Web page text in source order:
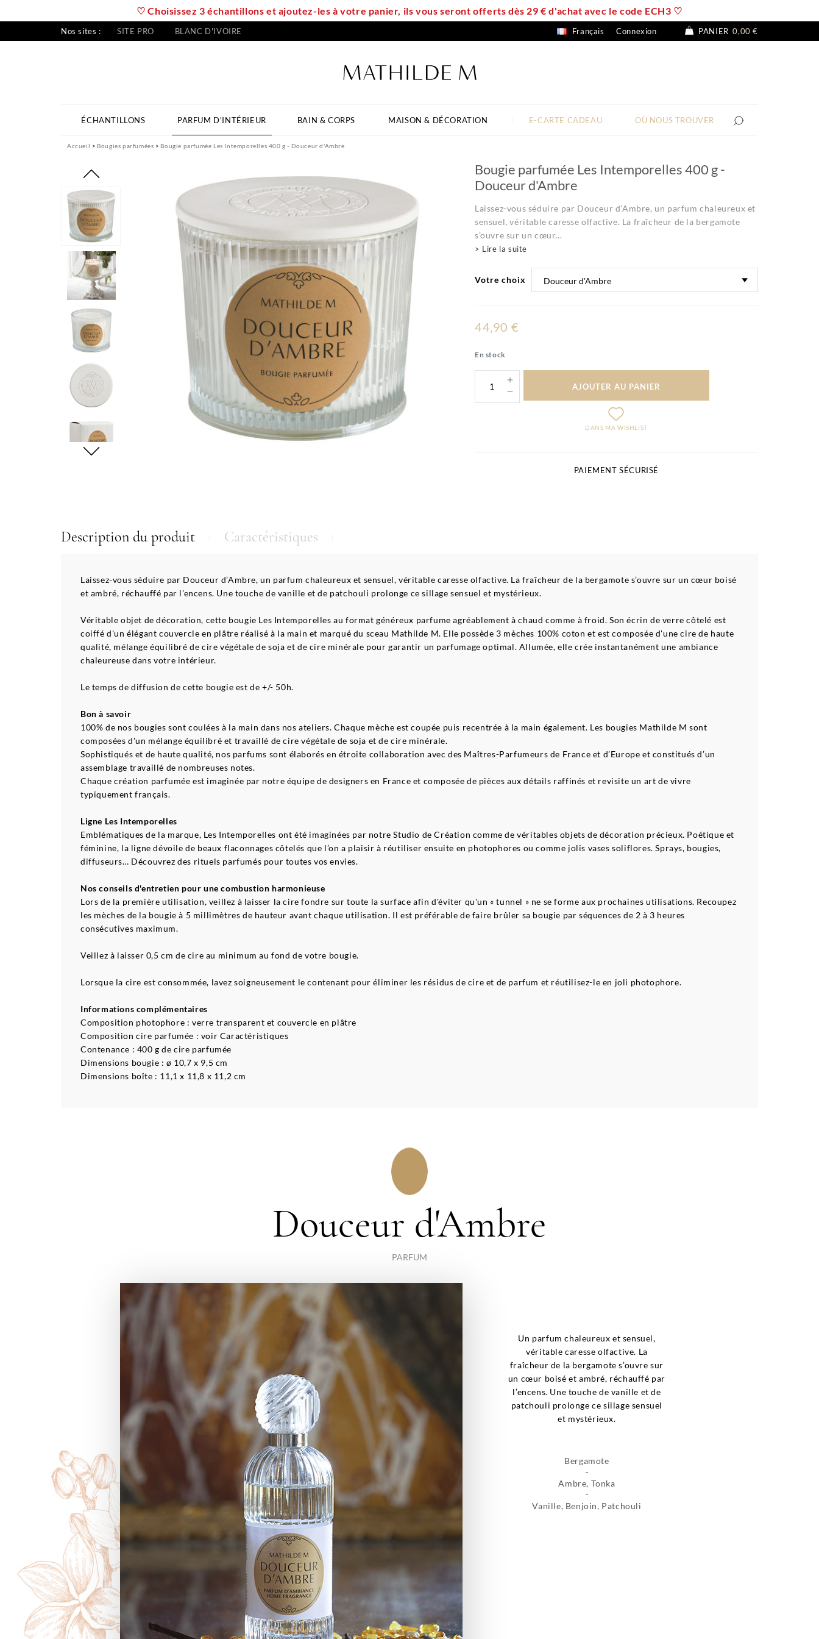
♡ Choisissez 3 échantillons et ajoutez-les à votre panier, ils vous seront offerts dès 29 € d'achat avec le code ECH3 ♡
Nos sites : SITE PRO BLANC D'IVOIRE Français Connexion PANIER 0,00 €
ÉCHANTILLONS PARFUM D'INTÉRIEUR BAIN & CORPS MAISON & DÉCORATION E-CARTE CADEAU OÙ NOUS TROUVER
Accueil Bougies parfumées Bougie parfumée Les Intemporelles 400 g - Douceur d'Ambre
Bougie parfumée Les Intemporelles 400 g -
Douceur d'Ambre
Laissez-vous séduire par Douceur d’Ambre, un parfum chaleureux et
sensuel, véritable caresse olfactive. La fraîcheur de la bergamote
s’ouvre sur un cœur...
> Lire la suite
Votre choix
44,90 €
En stock
AJOUTER AU PANIER
DANS MA WISHLIST
PAIEMENT SÉCURISÉ
Description du produit Caractéristiques
Laissez-vous séduire par Douceur d’Ambre, un parfum chaleureux et sensuel, véritable caresse olfactive. La fraîcheur de la bergamote s’ouvre sur un cœur boisé
et ambré, réchauffé par l’encens. Une touche de vanille et de patchouli prolonge ce sillage sensuel et mystérieux.
Véritable objet de décoration, cette bougie Les Intemporelles au format généreux parfume agréablement à chaud comme à froid. Son écrin de verre côtelé est
coiffé d'un élégant couvercle en plâtre réalisé à la main et marqué du sceau Mathilde M. Elle possède 3 mèches 100% coton et est composée d'une cire de haute
qualité, mélange équilibré de cire végétale de soja et de cire minérale pour garantir un parfumage optimal. Allumée, elle crée instantanément une ambiance
chaleureuse dans votre intérieur.
Le temps de diffusion de cette bougie est de +/- 50h.
Bon à savoir
100% de nos bougies sont coulées à la main dans nos ateliers. Chaque mèche est coupée puis recentrée à la main également. Les bougies Mathilde M sont
composées d'un mélange équilibré et travaillé de cire végétale de soja et de cire minérale.
Sophistiqués et de haute qualité, nos parfums sont élaborés en étroite collaboration avec des Maîtres-Parfumeurs de France et d’Europe et constitués d’un
assemblage travaillé de nombreuses notes.
Chaque création parfumée est imaginée par notre équipe de designers en France et composée de pièces aux détails raffinés et revisite un art de vivre
typiquement français.
Ligne Les Intemporelles
Emblématiques de la marque, Les Intemporelles ont été imaginées par notre Studio de Création comme de véritables objets de décoration précieux. Poétique et
féminine, la ligne dévoile de beaux flaconnages côtelés que l’on a plaisir à réutiliser ensuite en photophores ou comme jolis vases soliflores. Sprays, bougies,
diffuseurs… Découvrez des rituels parfumés pour toutes vos envies.
Nos conseils d'entretien pour une combustion harmonieuse
Lors de la première utilisation, veillez à laisser la cire fondre sur toute la surface afin d'éviter qu'un « tunnel » ne se forme aux prochaines utilisations. Recoupez
les mèches de la bougie à 5 millimètres de hauteur avant chaque utilisation. Il est préférable de faire brûler sa bougie par séquences de 2 à 3 heures
consécutives maximum.
Veillez à laisser 0,5 cm de cire au minimum au fond de votre bougie.
Lorsque la cire est consommée, lavez soigneusement le contenant pour éliminer les résidus de cire et de parfum et réutilisez-le en joli photophore.
Informations complémentaires
Composition photophore : verre transparent et couvercle en plâtre
Composition cire parfumée : voir Caractéristiques
Contenance : 400 g de cire parfumée
Dimensions bougie : ø 10,7 x 9,5 cm
Dimensions boîte : 11,1 x 11,8 x 11,2 cm
Douceur d'Ambre
PARFUM
Un parfum chaleureux et sensuel,
véritable caresse olfactive. La
fraîcheur de la bergamote s’ouvre sur
un cœur boisé et ambré, réchauffé par
l’encens. Une touche de vanille et de
patchouli prolonge ce sillage sensuel
et mystérieux.
Bergamote
Ambre, Tonka
Vanille, Benjoin, Patchouli